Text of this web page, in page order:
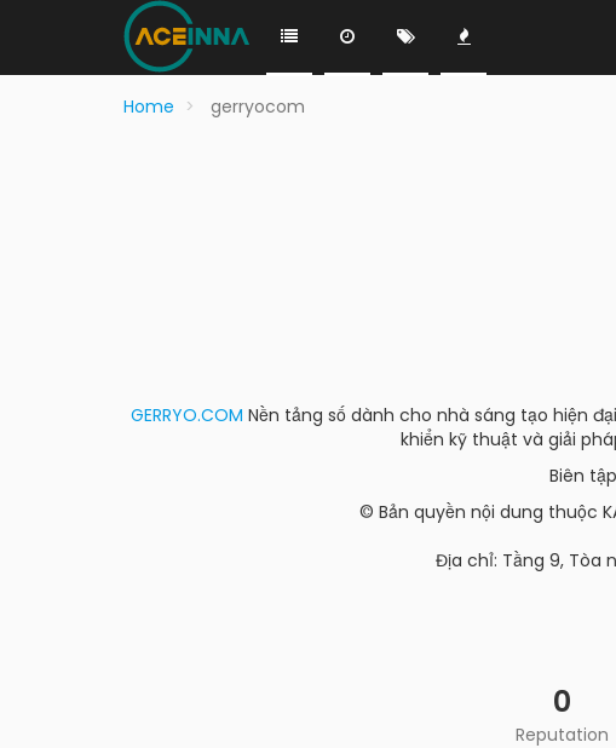
Home gerryocom
GERRYO.COM Nền tảng số dành cho nhà sáng tạo hiện
khiển kỹ thuật và giải
Biên
© Bản quyền nội dung thuộc
Địa chỉ: Tầng 9, Tòa
0
Reputation